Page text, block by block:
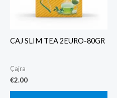
CAJ SLIM TEA 2EURO-80GR
Çajra
€2.00